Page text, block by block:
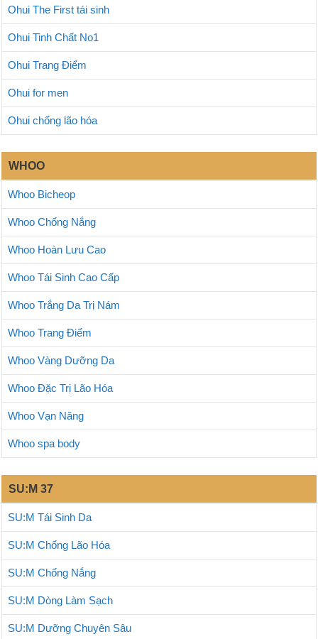
Ohui The First tái sinh
Ohui Tinh Chất No1
Ohui Trang Điểm
Ohui for men
Ohui chống lão hóa
WHOO
Whoo Bicheop
Whoo Chống Nắng
Whoo Hoàn Lưu Cao
Whoo Tái Sinh Cao Cấp
Whoo Trắng Da Trị Nám
Whoo Trang Điểm
Whoo Vàng Dưỡng Da
Whoo Đặc Trị Lão Hóa
Whoo Vạn Năng
Whoo spa body
SU:M 37
SU:M Tái Sinh Da
SU:M Chống Lão Hóa
SU:M Chống Nắng
SU:M Dòng Làm Sạch
SU:M Dưỡng Chuyên Sâu